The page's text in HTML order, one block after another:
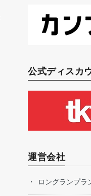
公式ディスカ
運営会社
ロングランプラ